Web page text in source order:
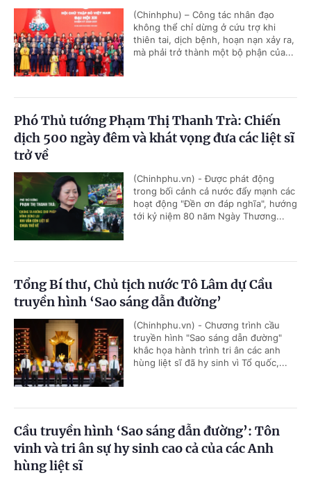
(Chinhphu) – Công tác nhân đạo
không thể chỉ dừng ở cứu trợ khi
thiên tai, dịch bệnh, hoạn nạn xảy ra,
mà phải trở thành một bộ phận của...
Phó Thủ tướng Phạm Thị Thanh Trà: Chiến
dịch 500 ngày đêm và khát vọng đưa các liệt sĩ
trở về
(Chinhphu.vn) - Được phát động
trong bối cảnh cả nước đẩy mạnh các
hoạt động "Đền ơn đáp nghĩa", hướng
tới kỷ niệm 80 năm Ngày Thương...
Tổng Bí thư, Chủ tịch nước Tô Lâm dự Cầu
truyền hình ‘Sao sáng dẫn đường’
(Chinhphu.vn) - Chương trình cầu
truyền hình "Sao sáng dẫn đường"
khắc họa hành trình tri ân các anh
hùng liệt sĩ đã hy sinh vì Tổ quốc,...
Cầu truyền hình ‘Sao sáng dẫn đường’: Tôn
vinh và tri ân sự hy sinh cao cả của các Anh
hùng liệt sĩ